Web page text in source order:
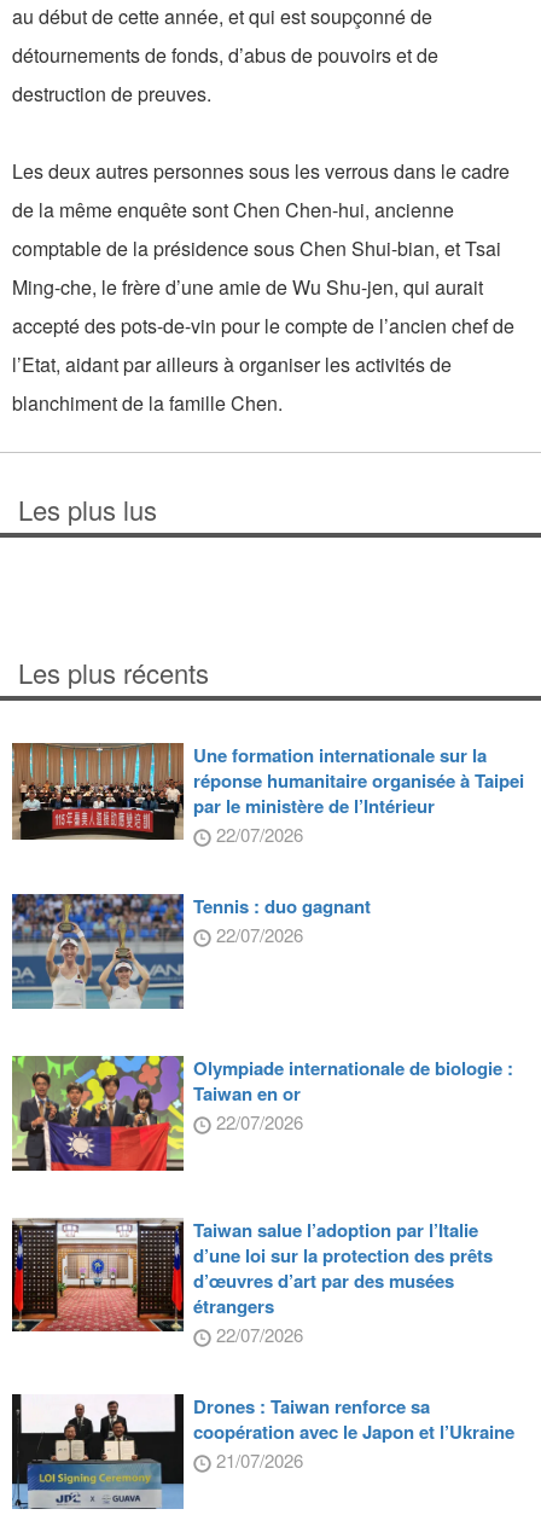
au début de cette année, et qui est soupçonné de
détournements de fonds, d’abus de pouvoirs et de
destruction de preuves.
Les deux autres personnes sous les verrous dans le cadre
de la même enquête sont Chen Chen-hui, ancienne
comptable de la présidence sous Chen Shui-bian, et Tsai
Ming-che, le frère d’une amie de Wu Shu-jen, qui aurait
accepté des pots-de-vin pour le compte de l’ancien chef de
l’Etat, aidant par ailleurs à organiser les activités de
blanchiment de la famille Chen.
Les plus lus
Les plus récents
Une formation internationale sur la
réponse humanitaire organisée à Taipei
par le ministère de l’Intérieur
22/07/2026
Tennis : duo gagnant
22/07/2026
Olympiade internationale de biologie :
Taiwan en or
22/07/2026
Taiwan salue l’adoption par l’Italie
d’une loi sur la protection des prêts
d’œuvres d’art par des musées
étrangers
22/07/2026
Drones : Taiwan renforce sa
coopération avec le Japon et l’Ukraine
21/07/2026